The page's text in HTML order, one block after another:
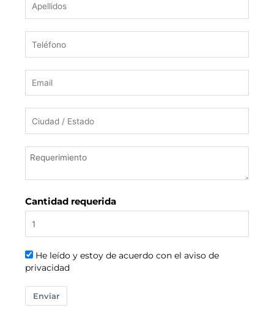
Cantidad requerida
He leído y estoy de acuerdo con el aviso de
privacidad
Enviar